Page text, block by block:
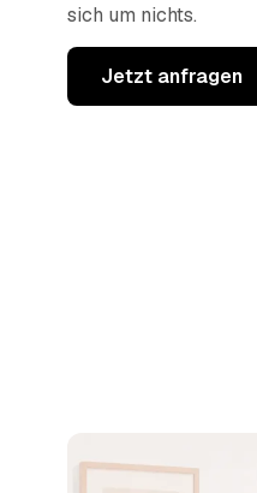
sich um nichts.
Jetzt anfragen